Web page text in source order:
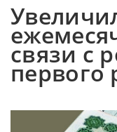
связи с
первого